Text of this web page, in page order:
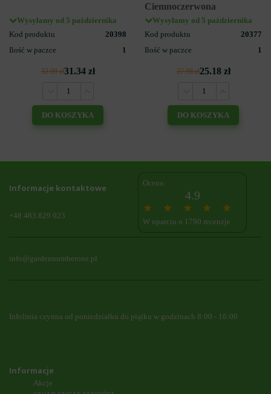
Wysyłamy od 5 października
Kod produktu
20398
Ilość w paczce
1
32.99 zł31.34 zł
DO KOSZYKA
Ciemnoczerwona
Wysyłamy od 5 października
Kod produktu
20377
Ilość w paczce
1
27.98 zł25.18 zł
DO KOSZYKA
Informacje kontaktowe
+48 483 829 023
Ocena:
4.9
W oparciu o 1790 recenzje
info@gardennumberone.pl
Infolinia czynna od poniedziałku do piątku w godzinach 8:00 - 16:00
Informacje
Akcje